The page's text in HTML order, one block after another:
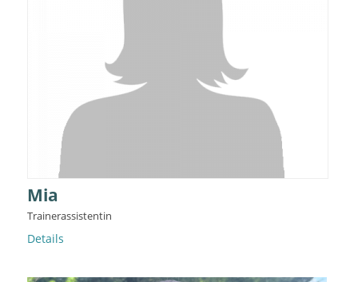
Mia
Trainerassistentin
Details